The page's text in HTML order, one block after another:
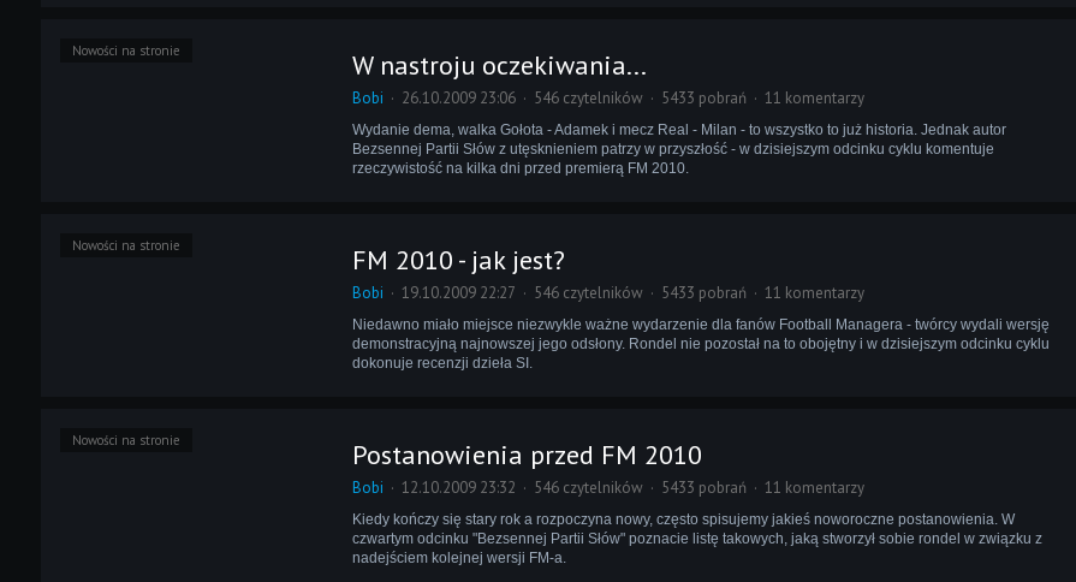
Nowości na stronie W nastroju oczekiwania...
Bobi 26.10.2009 23:06 546 czytelników 5433 pobrań 11 komentarzy
Wydanie dema, walka Gołota - Adamek i mecz Real - Milan - to wszystko to już historia. Jednak autor
Bezsennej Partii Słów z utęsknieniem patrzy w przyszłość - w dzisiejszym odcinku cyklu komentuje
rzeczywistość na kilka dni przed premierą FM 2010.
Nowości na stronie FM 2010 - jak jest?
Bobi 19.10.2009 22:27 546 czytelników 5433 pobrań 11 komentarzy
Niedawno miało miejsce niezwykle ważne wydarzenie dla fanów Football Managera - twórcy wydali wersję
demonstracyjną najnowszej jego odsłony. Rondel nie pozostał na to obojętny i w dzisiejszym odcinku cyklu
dokonuje recenzji dzieła SI.
Nowości na stronie Postanowienia przed FM 2010
Bobi 12.10.2009 23:32 546 czytelników 5433 pobrań 11 komentarzy
Kiedy kończy się stary rok a rozpoczyna nowy, często spisujemy jakieś noworoczne postanowienia. W
czwartym odcinku "Bezsennej Partii Słów" poznacie listę takowych, jaką stworzył sobie rondel w związku z
nadejściem kolejnej wersji FM-a.